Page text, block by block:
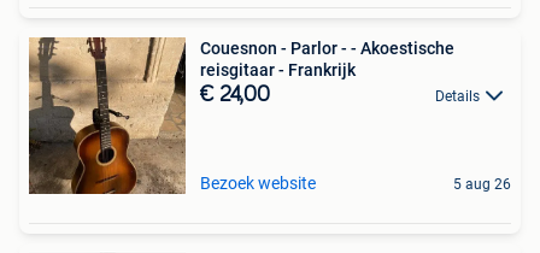
Couesnon - Parlor - - Akoestische
reisgitaar - Frankrijk
€ 24,00 Details
Bezoek website 5 aug 26